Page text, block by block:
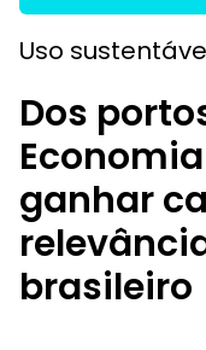
Uso
Dos
ganhar
brasileiro